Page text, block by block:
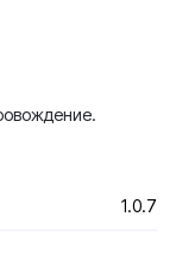
1.0.7